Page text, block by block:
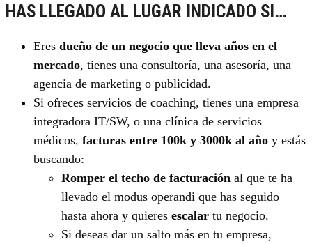
HAS LLEGADO AL LUGAR INDICADO SI…
Eres dueño de un negocio que lleva años en el
mercado, tienes una consultoría, una asesoría, una
agencia de marketing o publicidad.
Si ofreces servicios de coaching, tienes una empresa
integradora IT/SW, o una clínica de servicios
médicos, facturas entre 100k y 3000k al año y estás
buscando:
Romper el techo de facturación al que te ha
llevado el modus operandi que has seguido
hasta ahora y quieres escalar tu negocio.
Si deseas dar un salto más en tu empresa,